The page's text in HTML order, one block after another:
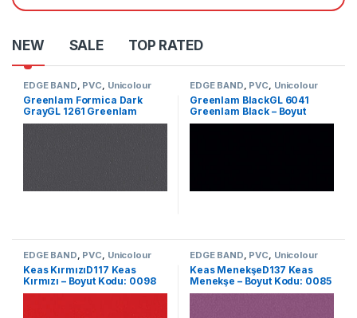
NEW SALE TOP RATED
EDGE BAND, PVC, Unicolour
Greenlam Formica Dark
GrayGL 1261 Greenlam
Formica Dark Gray – Size
EDGE BAND, PVC, Unicolour
Greenlam BlackGL 6041
Greenlam Black – Boyut
Kodu: 2341
EDGE BAND, PVC, Unicolour
Keas KırmızıD117 Keas
Kırmızı – Boyut Kodu: 0098
EDGE BAND, PVC, Unicolour
Keas MenekşeD137 Keas
Menekşe – Boyut Kodu: 0085